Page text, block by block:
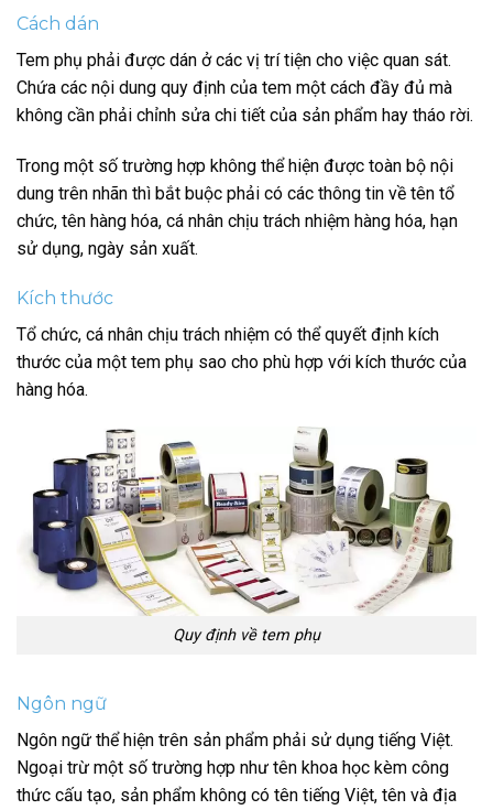
Cách dán
Tem phụ phải được dán ở các vị trí tiện cho việc quan sát.
Chứa các nội dung quy định của tem một cách đầy đủ mà
không cần phải chỉnh sửa chi tiết của sản phẩm hay tháo rời.
Trong một số trường hợp không thể hiện được toàn bộ nội
dung trên nhãn thì bắt buộc phải có các thông tin về tên tổ
chức, tên hàng hóa, cá nhân chịu trách nhiệm hàng hóa, hạn
sử dụng, ngày sản xuất.
Kích thước
Tổ chức, cá nhân chịu trách nhiệm có thể quyết định kích
thước của một tem phụ sao cho phù hợp với kích thước của
hàng hóa.
Quy định về tem phụ
Ngôn ngữ
Ngôn ngữ thể hiện trên sản phẩm phải sử dụng tiếng Việt.
Ngoại trừ một số trường hợp như tên khoa học kèm công
thức cấu tạo, sản phẩm không có tên tiếng Việt, tên và địa